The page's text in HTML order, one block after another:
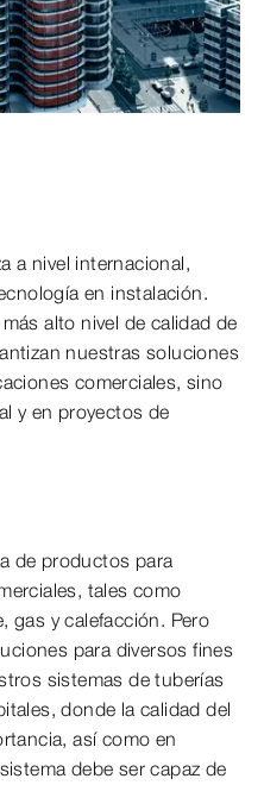
a nivel internacional,
en instalación.
alto nivel de calidad de
nuestras soluciones
comerciales, sino
y en proyectos de
de productos para
tales como
gas y calefacción. Pero
para diversos fines
sistemas de tuberías
donde la calidad del
así como en
debe ser capaz de